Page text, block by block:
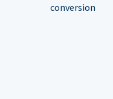
conversion